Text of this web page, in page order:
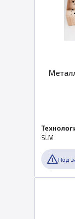
SLM
Под